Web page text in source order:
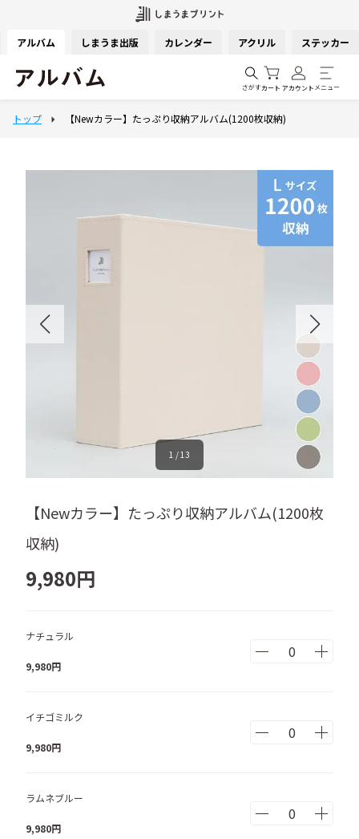
アルバム しまうま出版 カレンダー アクリル ステッカー
さがすカート アカウント メニュー
1 /13
【Newカラー】たっぷり収納アルバム(1200枚
収納)
9,980円
ナチュラル
9,980円
イチゴミルク
9,980円
ラムネブルー
9,980円